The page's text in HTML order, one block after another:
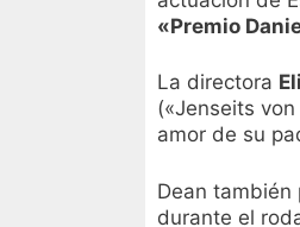
«Premio
La directora
(«Jenseits
amor de su
Dean también
durante el